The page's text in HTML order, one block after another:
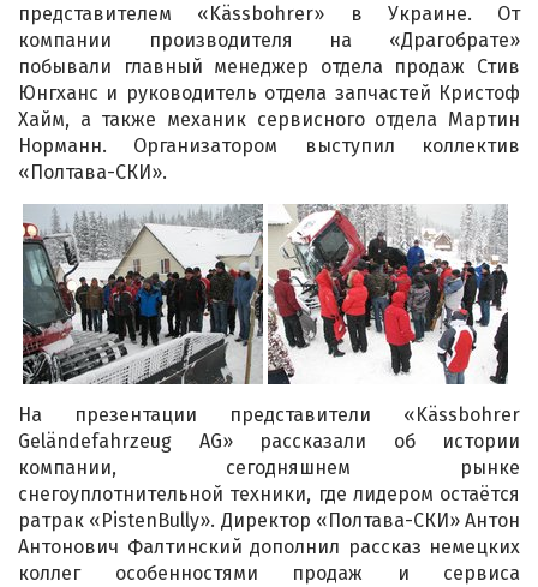
представителем «Kässbohrer» в Украине. От
компании производителя на «Драгобрате»
побывали главный менеджер отдела продаж Стив
Юнгханс и руководитель отдела запчастей Кристоф
Хайм, а также механик сервисного отдела Мартин
Норманн. Организатором выступил коллектив
«Полтава-СКИ».
На презентации представители «Kässbohrer
Geländefahrzeug AG» рассказали об истории
компании, сегодняшнем рынке
снегоуплотнительной техники, где лидером остаётся
ратрак «PistenBully». Директор «Полтава-СКИ» Антон
Антонович Фалтинский дополнил рассказ немецких
коллег особенностями продаж и сервиса